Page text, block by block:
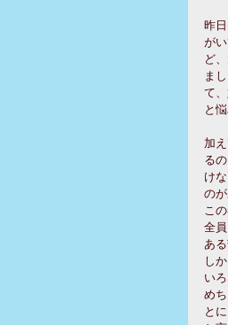
昨
が
ど
ま
て
と
加
る
け
の
こ
全
あ
し
い
め
と